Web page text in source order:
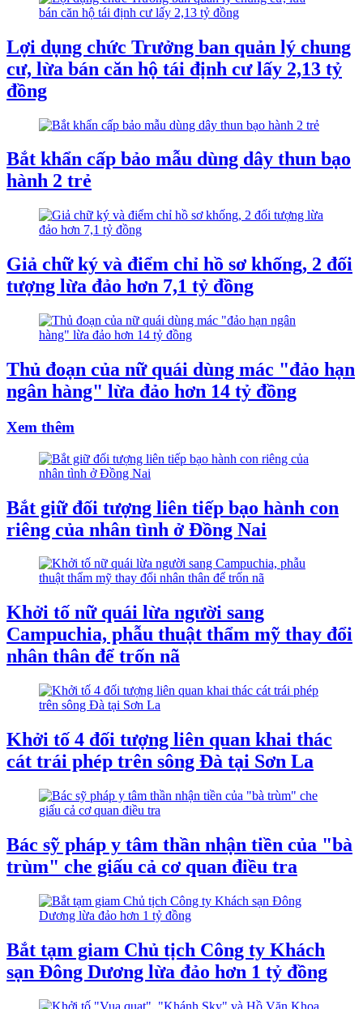
Lợi dụng chức Trưởng ban quản lý chung
cư, lừa bán căn hộ tái định cư lấy 2,13 tỷ
đồng
Bắt khẩn cấp bảo mẫu dùng dây thun bạo
hành 2 trẻ
Giả chữ ký và điểm chỉ hồ sơ khống, 2 đối
tượng lừa đảo hơn 7,1 tỷ đồng
Thủ đoạn của nữ quái dùng mác "đảo hạn
ngân hàng" lừa đảo hơn 14 tỷ đồng
Xem thêm
Bắt giữ đối tượng liên tiếp bạo hành con
riêng của nhân tình ở Đồng Nai
Khởi tố nữ quái lừa người sang
Campuchia, phẫu thuật thẩm mỹ thay đổi
nhân thân để trốn nã
Khởi tố 4 đối tượng liên quan khai thác
cát trái phép trên sông Đà tại Sơn La
Bác sỹ pháp y tâm thần nhận tiền của "bà
trùm" che giấu cả cơ quan điều tra
Bắt tạm giam Chủ tịch Công ty Khách
sạn Đông Dương lừa đảo hơn 1 tỷ đồng